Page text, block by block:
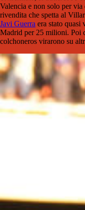
Valencia e non solo per
rivendita che spetta al
Javi Guerra era stato quasi
Madrid per 25 milioni. Poi
colchoneros virarono su